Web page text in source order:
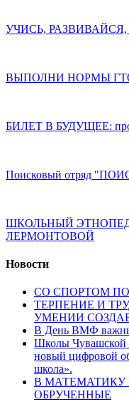
УЧИСЬ,
ВЫПОЛНИ НОРМЫ
БИЛЕТ В БУДУЩЕЕ:
Поисковый отряд
ШКОЛЬНЫЙ
ЛЕРМОНТОВОЙ
Новости
СО СПОРТОМ
ТЕРПЕНИЕ И
УМЕНИИ
В День ВМФ
Школы Чувашской
новый цифровой
школа».
В
ОБРУЧЕННЫЕ